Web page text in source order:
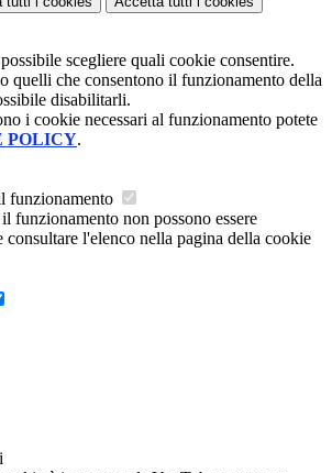
scegliere quali cookie consentire.
quelli che consentono il funzionamento della
disabilitarli.
i cookie necessari al funzionamento potete
POLICY.
funzionamento
funzionamento non possono essere
l'elenco nella pagina della cookie